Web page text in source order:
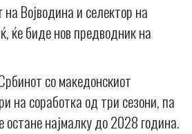
Војводина и селектор на
ќе биде нов предводник на
со македонскиот
на соработка од три сезони, па
остане најмалку до 2028 година.